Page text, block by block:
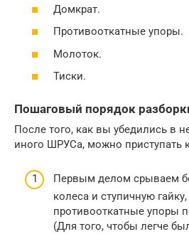
Домкрат.
Противооткатные упоры.
Молоток.
Тиски.
Пошаговый порядок
После того, как вы убедились в
иного ШРУСа, можно приступать
Первым делом срываем
колеса и ступичную
противооткатные упоры
(Для того, чтобы легче